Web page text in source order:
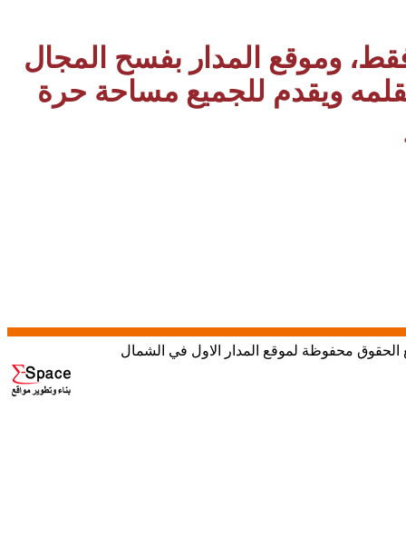
وموقع المدار بفسح المجال
ويقدم للجميع مساحة حرة